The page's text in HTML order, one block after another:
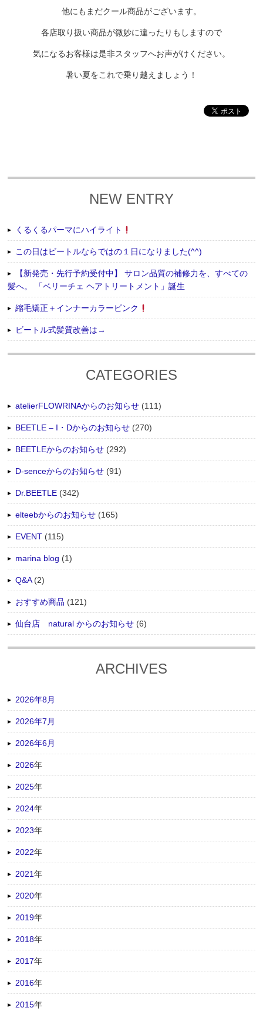
他にもまだクール商品がございます。
各店取り扱い商品が微妙に違ったりもしますので
気になるお客様は是非スタッフへお声がけください。
暑い夏をこれで乗り越えましょう！
NEW ENTRY
くるくるパーマにハイライト
この日はビートルならではの１日になりました(^^)
【新発売・先行予約受付中】 サロン品質の補修力を、すべての
髪へ。 「ベリーチェ ヘアトリートメント」誕生
縮毛矯正＋インナーカラーピンク
ビートル式髪質改善は→
CATEGORIES
atelierFLOWRINAからのお知らせ (111)
BEETLE – I・Dからのお知らせ (270)
BEETLEからのお知らせ (292)
D-senceからのお知らせ (91)
Dr.BEETLE (342)
elteebからのお知らせ (165)
EVENT (115)
marina blog (1)
Q&A(2)
おすすめ商品 (121)
仙台店 natural からのお知らせ (6)
ARCHIVES
2026年8月
2026年7月
2026年6月
2026年
2025年
2024年
2023年
2022年
2021年
2020年
2019年
2018年
2017年
2016年
2015年